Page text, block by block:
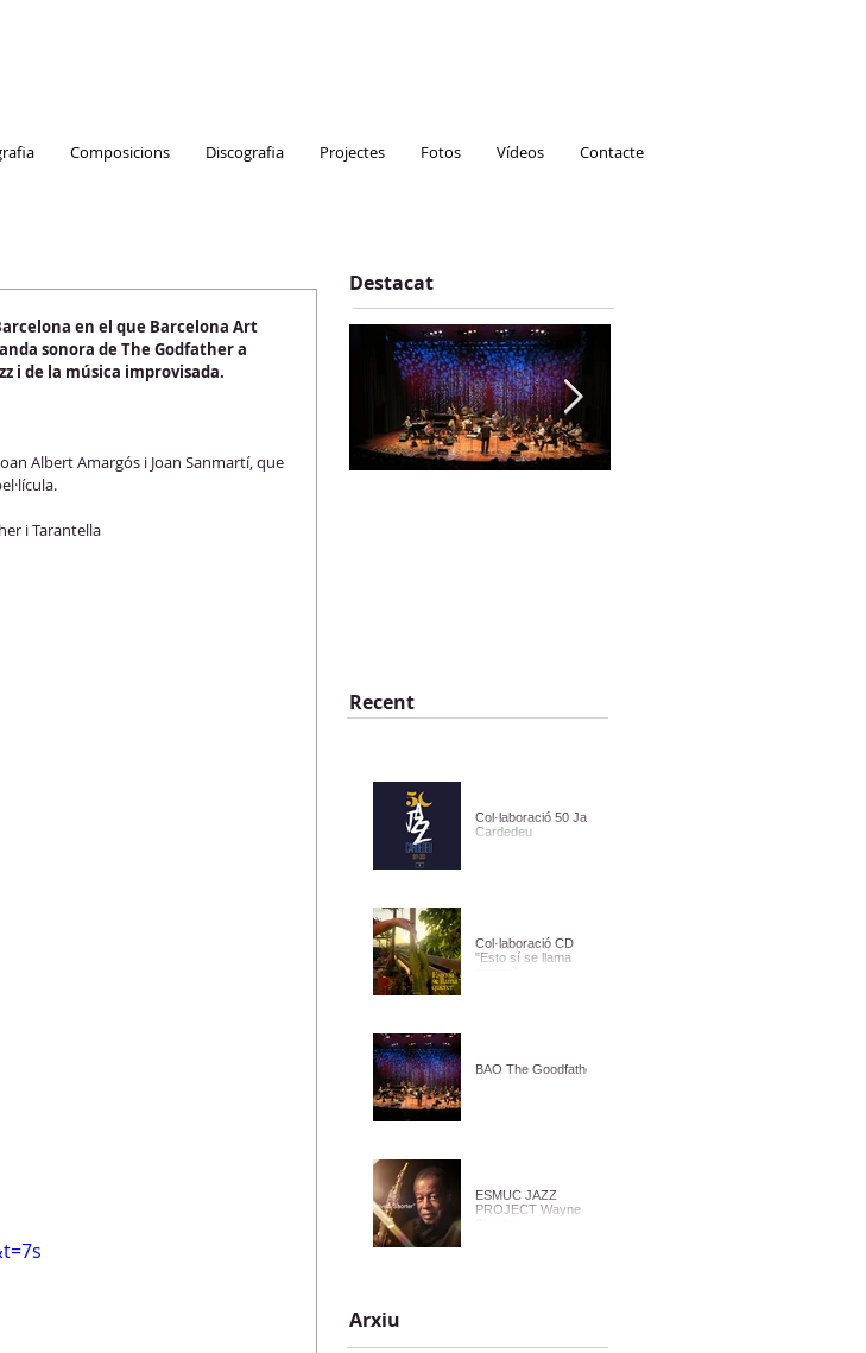
Composicions Discografia Projectes Fotos Vídeos Contacte
en el que Barcelona Art
sonora de The Godfather a
i de la música improvisada.
Albert Amargós i Joan Sanmartí, que
i Tarantella
Destacat
Recent
Col·laboració 50 Jazz
Cardedeu
Col·laboració CD
"Esto sí se llama
BAO The Goodfather
ESMUC JAZZ
PROJECT Wayne
Arxiu